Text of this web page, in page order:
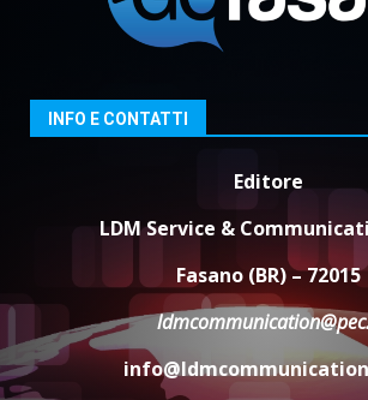
3
Politiche Giovanili e
Sostenibile: premiati
giusta”
“I Contestatori:
Rivoluzione”: nuovo
appuntamento con
7 Agosto 2026 06:05
US Fasano,
amarezza per
campionato di calcio”
INFO E CONTATTI
Editore
LDM Service &
Fasano (BR) – 72015